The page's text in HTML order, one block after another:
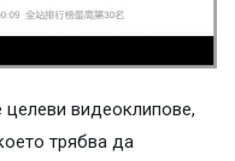
видеоклипове,
трябва да